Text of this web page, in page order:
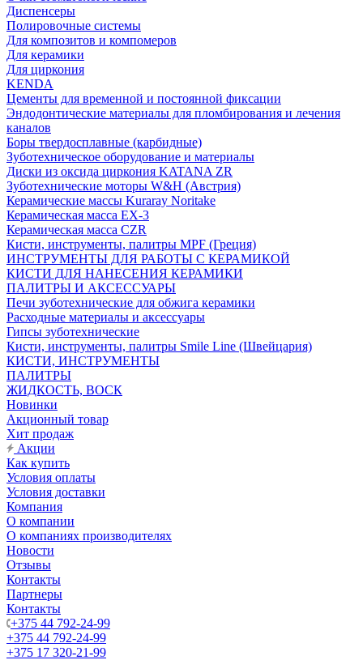
Диспенсеры
Полировочные системы
Для композитов и компомеров
Для керамики
Для циркония
KENDA
Цементы для временной и постоянной фиксации
Эндодонтические материалы для пломбирования и лечения
каналов
Боры твердосплавные (карбидные)
Зуботехническое оборудование и материалы
Диски из оксида циркония KATANA ZR
Зуботехнические моторы W&H (Австрия)
Керамические массы Kuraray Noritake
Керамическая масса EX-3
Керамическая масса CZR
Кисти, инструменты, палитры MPF (Греция)
ИНСТРУМЕНТЫ ДЛЯ РАБОТЫ С КЕРАМИКОЙ
КИСТИ ДЛЯ НАНЕСЕНИЯ КЕРАМИКИ
ПАЛИТРЫ И АКСЕССУАРЫ
Печи зуботехнические для обжига керамики
Расходные материалы и аксессуары
Гипсы зуботехнические
Кисти, инструменты, палитры Smile Line (Швейцария)
КИСТИ, ИНСТРУМЕНТЫ
ПАЛИТРЫ
ЖИДКОСТЬ, ВОСК
Новинки
Акционный товар
Хит продаж
Акции
Как купить
Условия оплаты
Условия доставки
Компания
О компании
О компаниях производителях
Новости
Отзывы
Контакты
Партнеры
Контакты
+375 44 792-24-99
+375 44 792-24-99
+375 17 320-21-99